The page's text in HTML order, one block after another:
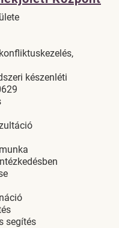
készenléti
segítés